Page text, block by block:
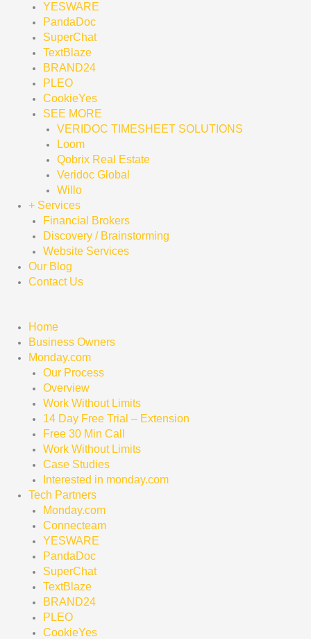
YESWARE
PandaDoc
SuperChat
TextBlaze
BRAND24
PLEO
CookieYes
SEE MORE
VERIDOC TIMESHEET SOLUTIONS
Loom
Qobrix Real Estate
Veridoc Global
Willo
+ Services
Financial Brokers
Discovery / Brainstorming
Website Services
Our Blog
Contact Us
Home
Business Owners
Monday.com
Our Process
Overview
Work Without Limits
14 Day Free Trial – Extension
Free 30 Min Call
Work Without Limits
Case Studies
Interested in monday.com
Tech Partners
Monday.com
Connecteam
YESWARE
PandaDoc
SuperChat
TextBlaze
BRAND24
PLEO
CookieYes